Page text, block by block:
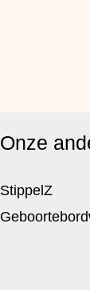
Onze
StippelZ